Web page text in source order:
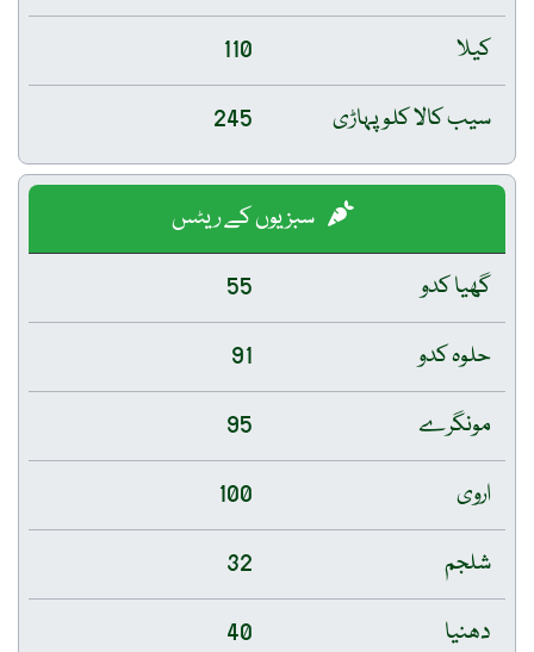
کیلا
110
سیب کالا کلو پہاڑی
245
سبزیوں کے ریٹس
گھیا کدو
55
حلوہ کدو
91
مونگرے
95
اروی
100
شلجم
32
دھنیا
40